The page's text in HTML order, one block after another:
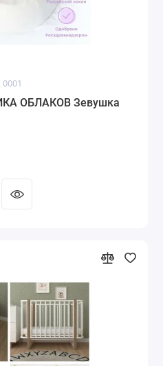
0001
ОБЛАКОВ Зевушка